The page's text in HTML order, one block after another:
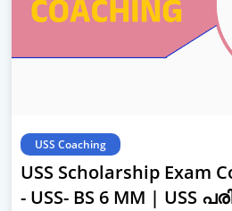
USS Coaching
USS Scholarship Exam
- USS- BS 6 MM | USS